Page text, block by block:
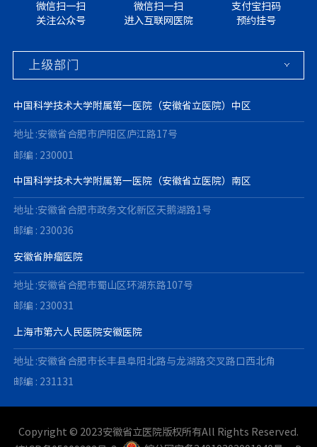
微信扫一扫
关注公众号
微信扫一扫
进入互联网医院
支付宝扫码
预约挂号
中国科学技术大学附属第一医院（安徽省立医院）中区
地址 :安徽省合肥市庐阳区庐江路17号
邮编 : 230001
中国科学技术大学附属第一医院（安徽省立医院）南区
地址 :安徽省合肥市政务文化新区天鹅湖路1号
邮编 : 230036
安徽省肿瘤医院
地址 :安徽省合肥市蜀山区环湖东路107号
邮编 : 230031
上海市第六人民医院安徽医院
地址 :安徽省合肥市长丰县阜阳北路与龙湖路交叉路口西北角
邮编 : 231131
Copyright © 2023安徽省立医院版权所有All Rights Reserved.